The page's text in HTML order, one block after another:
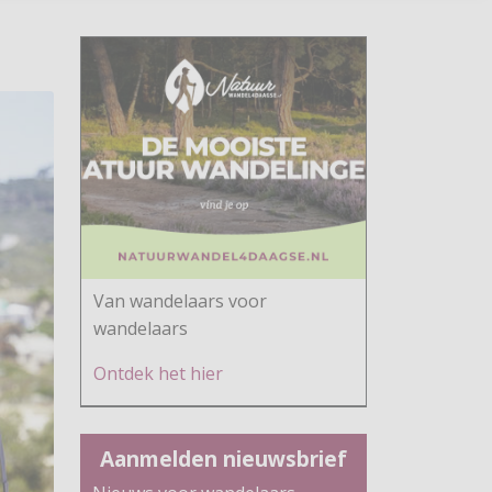
Van wandelaars voor
wandelaars
Ontdek het hier
Aanmelden nieuwsbrief